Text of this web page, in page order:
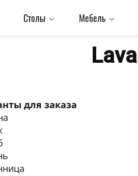
Столы Мебель
Lava​
для заказа